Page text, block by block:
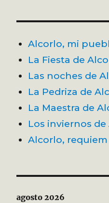
Alcorlo, mi
La Fiesta de
Las noches de
La Pedriza de
La Maestra de
Los inviernos
Alcorlo,
agosto 2026